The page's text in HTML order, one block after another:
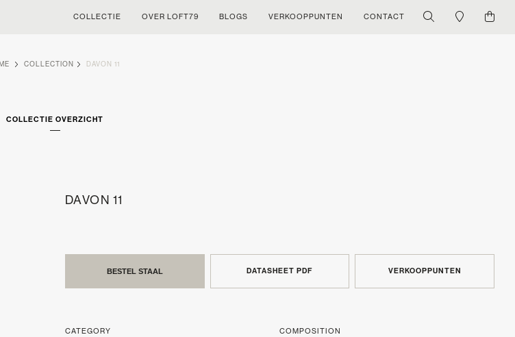
COLLECTIE OVER LOFT79 BLOGS VERKOOPPUNTEN CONTACT
COLLECTION DAVON 11
COLLECTIE OVERZICHT
DAVON 11
BESTEL STAAL DATASHEET PDF VERKOOPPUNTEN
CATEGORY COMPOSITION